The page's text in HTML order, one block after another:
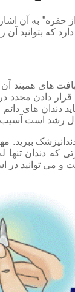
به آن
که بتوانید آن
های همبند
دادن مجدد
باید دندان
رشد است آسیب
دندان تنها
می توانید در